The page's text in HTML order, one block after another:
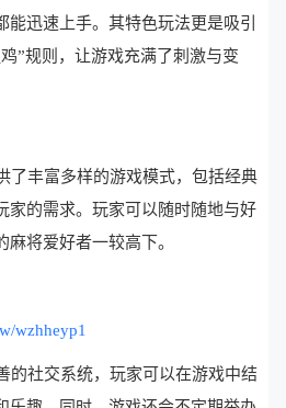
迅速上手。其特色玩法更是吸引
”规则，让游戏充满了刺激与变
丰富多样的游戏模式，包括经典
家的需求。玩家可以随时随地与好
将爱好者一较高下。
wzhheyp1
社交系统，玩家可以在游戏中结